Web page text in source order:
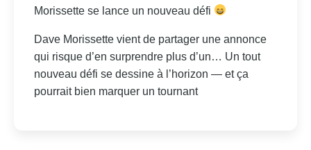
Morissette se lance un nouveau défi
Dave Morissette vient de partager une annonce
qui risque d’en surprendre plus d’un… Un tout
nouveau défi se dessine à l’horizon — et ça
pourrait bien marquer un tournant